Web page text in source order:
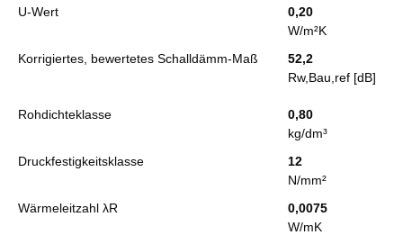
U-Wert
0,20
W/m²K
Korrigiertes, bewertetes Schalldämm-Maß
52,2
Rw,Bau,ref [dB]
Rohdichteklasse
0,80
kg/dm³
Druckfestigkeitsklasse
12
N/mm²
Wärmeleitzahl λR
0,0075
W/mK